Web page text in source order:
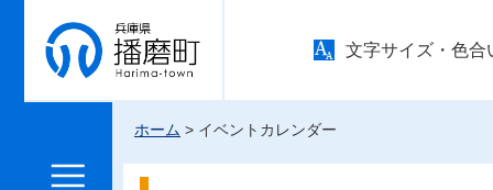
兵庫県 播
磨町
文字サイズ・色合
メニュー
ホーム > イベントカレンダー